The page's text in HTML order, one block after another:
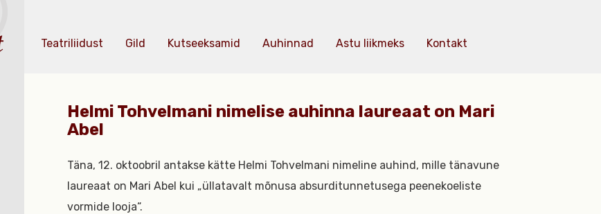
Teatriliidust Gild Kutseeksamid Auhinnad Astu liikmeks Kontakt
Helmi Tohvelmani nimelise auhinna laureaat on Mari
Abel
Täna, 12. oktoobril antakse kätte Helmi Tohvelmani nimeline auhind, mille tänavune
laureaat on Mari Abel kui „üllatavalt mõnusa absurditunnetusega peenekoeliste
vormide looja“.